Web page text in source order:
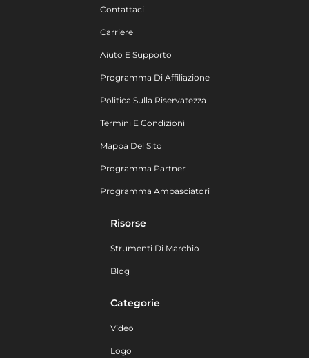
Contattaci
Carriere
Aiuto E Supporto
Programma Di Affiliazione
Politica Sulla Riservatezza
Termini E Condizioni
Mappa Del Sito
Programma Partner
Programma Ambasciatori
Risorse
Strumenti Di Marchio
Blog
Categorie
Video
Logo